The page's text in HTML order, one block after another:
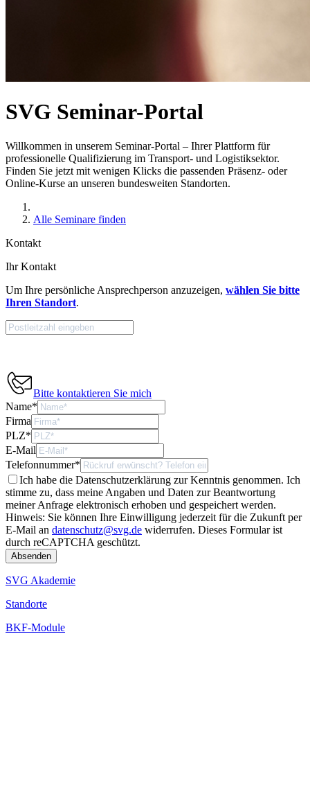
SVG Seminar-Portal
Willkommen in unserem Seminar-Portal – Ihrer Plattform für
professionelle Qualifizierung im Transport- und Logistiksektor.
Finden Sie jetzt mit wenigen Klicks die passenden Präsenz- oder
Online-Kurse an unseren bundesweiten Standorten.
Alle Seminare finden
Kontakt
Ihr Kontakt
Um Ihre persönliche Ansprechperson anzuzeigen, wählen Sie bitte
Ihren Standort.
Bitte kontaktieren Sie mich
Name*
Firma
PLZ*
E-Mail
Telefonnummer*
Ich habe die Datenschutzerklärung zur Kenntnis genommen. Ich
stimme zu, dass meine Angaben und Daten zur Beantwortung
meiner Anfrage elektronisch erhoben und gespeichert werden.
Hinweis: Sie können Ihre Einwilligung jederzeit für die Zukunft per
E-Mail an datenschutz@svg.de widerrufen. Dieses Formular ist
durch reCAPTCHA geschützt.
SVG Akademie
Standorte
BKF-Module